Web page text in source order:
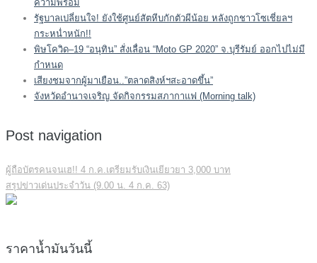
ความพร้อม
รัฐบาลเปลี่ยนใจ! ยังใช้ศูนย์สัตหีบกักตัวผีน้อย หลังถูกชาวโซเชี่ยลฯ
กระหน่ำหนัก!!
พิษโควิด–19 “อนุทิน” สั่งเลื่อน “Moto GP 2020” จ.บุรีรัมย์ ออกไปไม่มี
กำหนด
เสียงชมจากผู้มาเยือน..”ตลาดสิงห์ฯสะอาดขึ้น”
จังหวัดอำนาจเจริญ จัดกิจกรรมสภากาแฟ (Morning talk)
Post navigation
ผู้ถือบัตรคนจนเฮ!! 4 ก.ค.เตรียมรับเงินเยียวยา 3,000 บาท
สรุปข่าวเด่นประจำวัน (9.00 น. 4 ก.ค. 63)
ราคาน้ำมันวันนี้